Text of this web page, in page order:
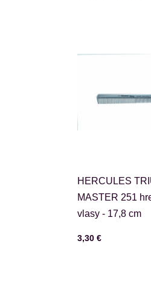
HERCULES
MASTER 251
vlasy - 17,8 cm
Cena s DPH
3,30 €